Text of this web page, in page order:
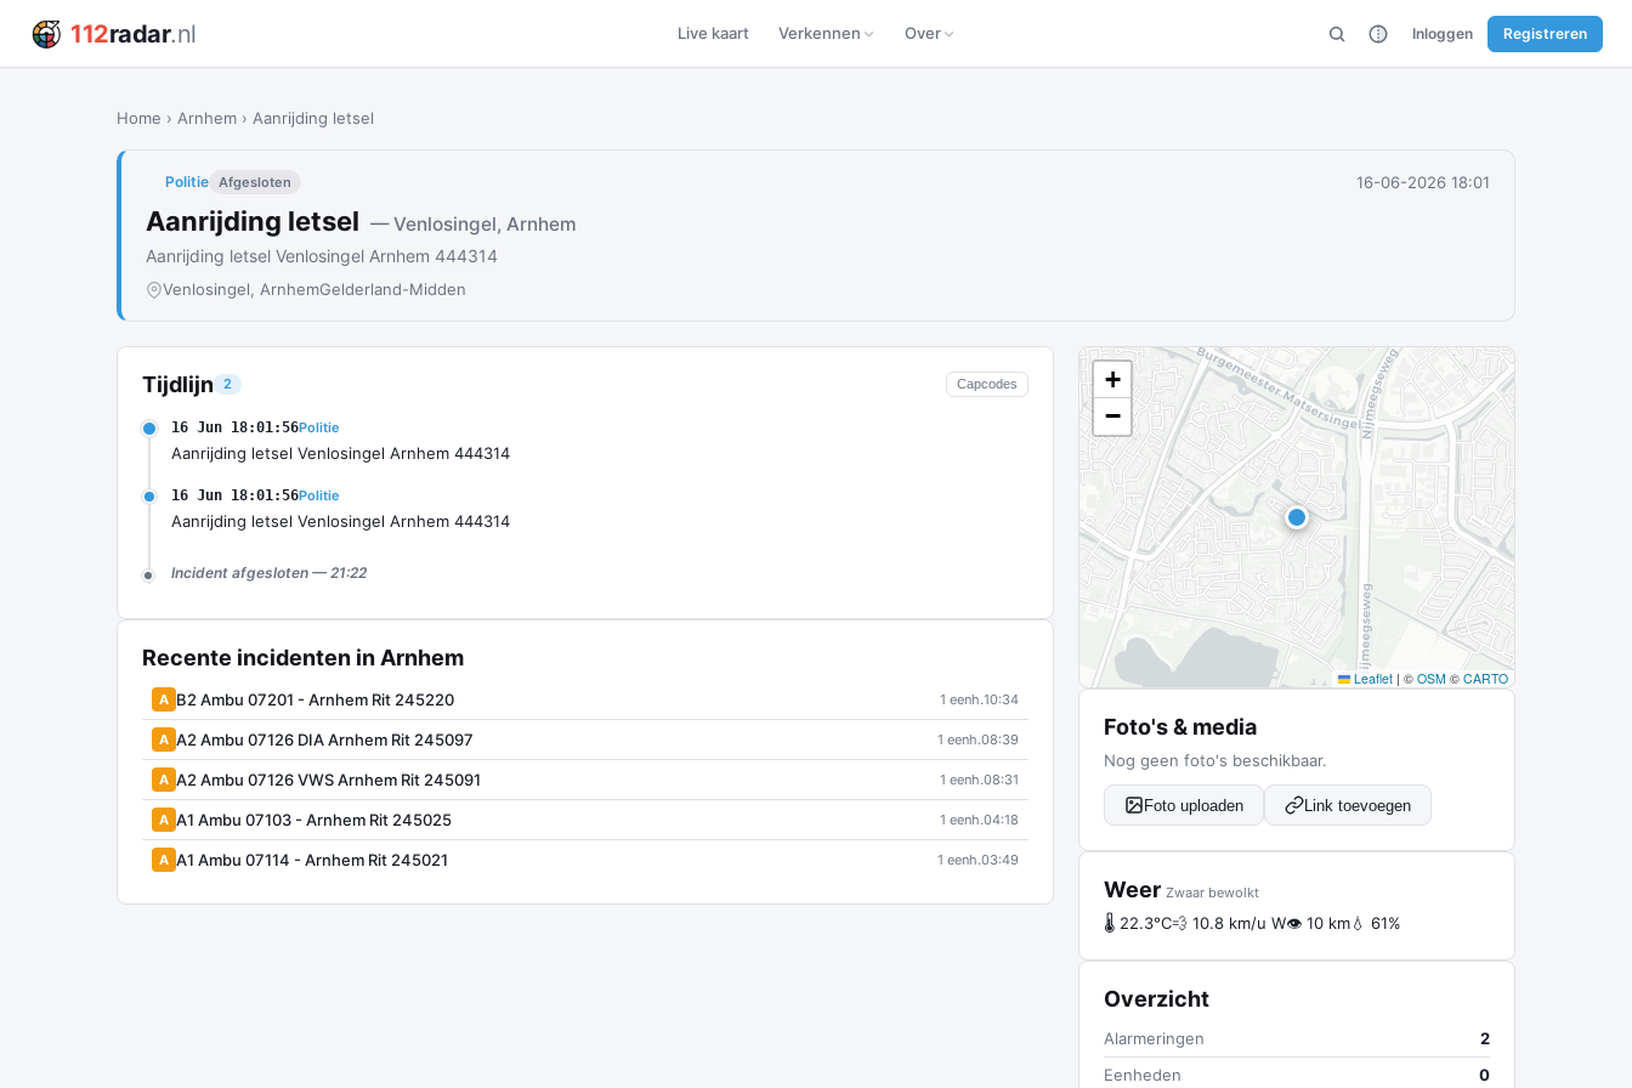
112radar.nl Live kaart Verkennen Over Inloggen Registreren
Home › Arnhem › Aanrijding letsel
Politie Afgesloten 16-06-2026 18:01
Aanrijding letsel — Venlosingel, Arnhem
Aanrijding letsel Venlosingel Arnhem 444314
Venlosingel, ArnhemGelderland-Midden
Tijdlijn 2 Capcodes
16 Jun 18:01:56Politie
Aanrijding letsel Venlosingel Arnhem 444314
16 Jun 18:01:56Politie
Aanrijding letsel Venlosingel Arnhem 444314
Incident afgesloten — 21:22
Recente incidenten in Arnhem
A B2 Ambu 07201 - Arnhem Rit 245220 1 eenh.10:34
A A2 Ambu 07126 DIA Arnhem Rit 245097 1 eenh.08:39
A A2 Ambu 07126 VWS Arnhem Rit 245091 1 eenh.08:31
A A1 Ambu 07103 - Arnhem Rit 245025 1 eenh.04:18
A A1 Ambu 07114 - Arnhem Rit 245021 1 eenh.03:49
+
−
Leaflet | © OSM © CARTO
Foto's & media
Nog geen foto's beschikbaar.
Foto uploaden Link toevoegen
Weer Zwaar bewolkt
🌡 22.3°C💨 10.8 km/u W👁 10 km💧 61%
Overzicht
Alarmeringen
2
Eenheden
0